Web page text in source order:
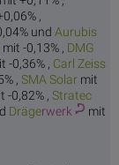
,
und Aurubis
mit -0,13% , DMG
-0,36% , Carl Zeiss
, SMA Solar mit
-0,82% , Stratec
Drägerwerk
mit